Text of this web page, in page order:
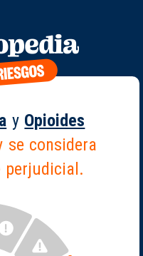
y Opioides
considera
perjudicial.